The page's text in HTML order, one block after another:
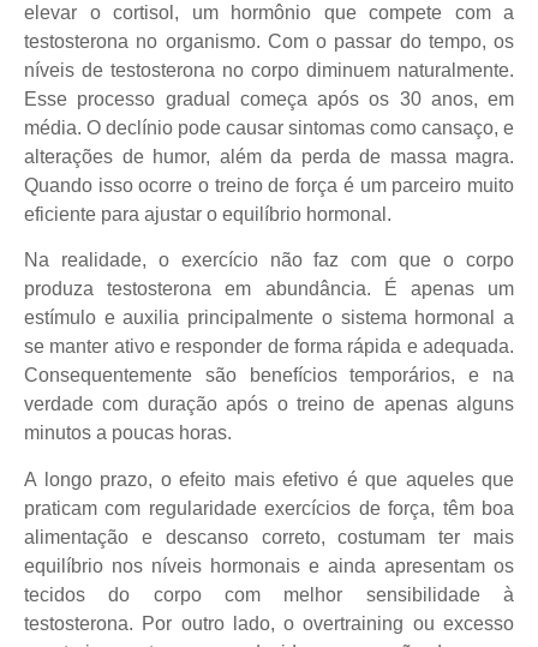
elevar o cortisol, um hormônio que compete com a
testosterona no organismo. Com o passar do tempo, os
níveis de testosterona no corpo diminuem naturalmente.
Esse processo gradual começa após os 30 anos, em
média. O declínio pode causar sintomas como cansaço, e
alterações de humor, além da perda de massa magra.
Quando isso ocorre o treino de força é um parceiro muito
eficiente para ajustar o equilíbrio hormonal.
Na realidade, o exercício não faz com que o corpo
produza testosterona em abundância. É apenas um
estímulo e auxilia principalmente o sistema hormonal a
se manter ativo e responder de forma rápida e adequada.
Consequentemente são benefícios temporários, e na
verdade com duração após o treino de apenas alguns
minutos a poucas horas.
A longo prazo, o efeito mais efetivo é que aqueles que
praticam com regularidade exercícios de força, têm boa
alimentação e descanso correto, costumam ter mais
equilíbrio nos níveis hormonais e ainda apresentam os
tecidos do corpo com melhor sensibilidade à
testosterona. Por outro lado, o overtraining ou excesso